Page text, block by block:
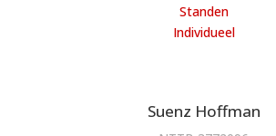
Standen
Individueel
Suenz Hoffman